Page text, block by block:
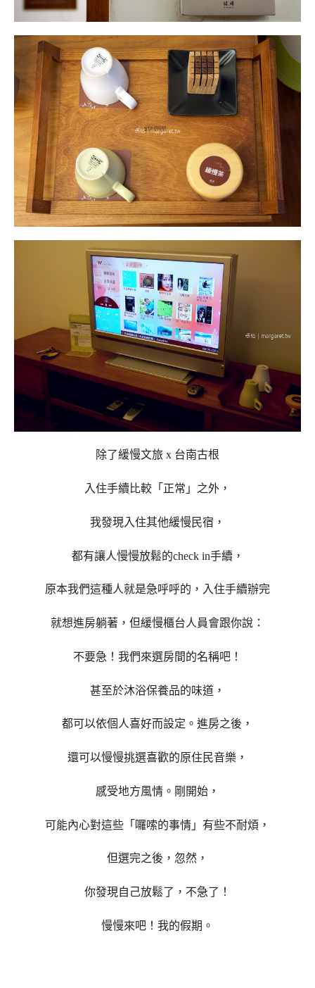
除了緩慢文旅 x 台南古根
入住手續比較「正常」之外，
我發現入住其他緩慢民宿，
都有讓人慢慢放鬆的check in手續，
原本我們這種人就是急呼呼的， 入住手續辦完
就想進房躺著， 但緩慢櫃台人員會跟你說：
不要急！我們來選房間的名稱吧！
甚至於沐浴保養品的味道，
都可以依個人喜好而設定。 進房之後，
還可以慢慢挑選喜歡的原住民音樂，
感受地方風情。 剛開始，
可能內心對這些「囉嗦的事情」有些不耐煩，
但選完之後，忽然，
你發現自己放鬆了，不急了！
慢慢來吧！我的假期。